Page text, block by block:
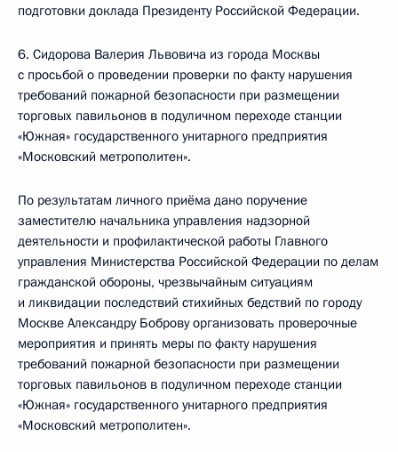
подготовки доклада Президенту Российской Федерации.
6. Сидорова Валерия Львовича из города Москвы
с просьбой о проведении проверки по факту нарушения
требований пожарной безопасности при размещении
торговых павильонов в подуличном переходе станции
«Южная» государственного унитарного предприятия
«Московский метрополитен».
По результатам личного приёма дано поручение
заместителю начальника управления надзорной
деятельности и профилактической работы Главного
управления Министерства Российской Федерации по делам
гражданской обороны, чрезвычайным ситуациям
и ликвидации последствий стихийных бедствий по городу
Москве Александру Боброву организовать проверочные
мероприятия и принять меры по факту нарушения
требований пожарной безопасности при размещении
торговых павильонов в подуличном переходе станции
«Южная» государственного унитарного предприятия
«Московский метрополитен».